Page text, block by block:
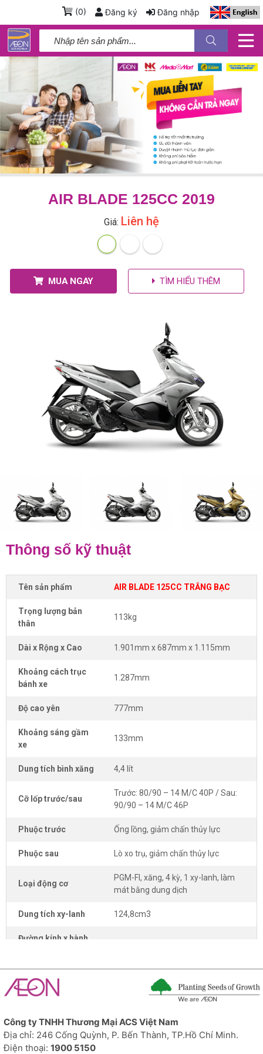
Đăng ký Đăng nhập
(0)
AIR BLADE 125CC 2019
Giá: Liên hệ
MUA NGAY TÌM HIỂU THÊM
Thông số kỹ thuật
Tên sản phẩm AIR BLADE 125CC TRẮNG BẠC
Trọng lượng bản
thân
113kg
Dài x Rộng x Cao 1.901mm x 687mm x 1.115mm
Khoảng cách trục
bánh xe
1.287mm
Độ cao yên 777mm
Khoảng sáng gầm
xe
133mm
Dung tích bình xăng 4,4 lít
Cỡ lốp trước/sau
Trước: 80/90 – 14 M/C 40P / Sau:
90/90 – 14 M/C 46P
Phuộc trước Ống lồng, giảm chấn thủy lực
Phuộc sau Lò xo trụ, giảm chấn thủy lực
Loại động cơ
PGM-FI, xăng, 4 kỳ, 1 xy-lanh, làm
mát bằng dung dịch
Dung tích xy-lanh 124,8cm3
Đường kính x hành
Công suất tối đa 8,2kW/8.500 vòng/phút
Mô men cực đại 11,2N.m/5.000 vòng/phút
Dung tích nhớt máy
Công ty TNHH Thương Mại ACS Việt Nam
Địa chỉ: 246 Cống Quỳnh, P. Bến Thành, TP.Hồ Chí Minh.
Điện thoại: 1900 5150